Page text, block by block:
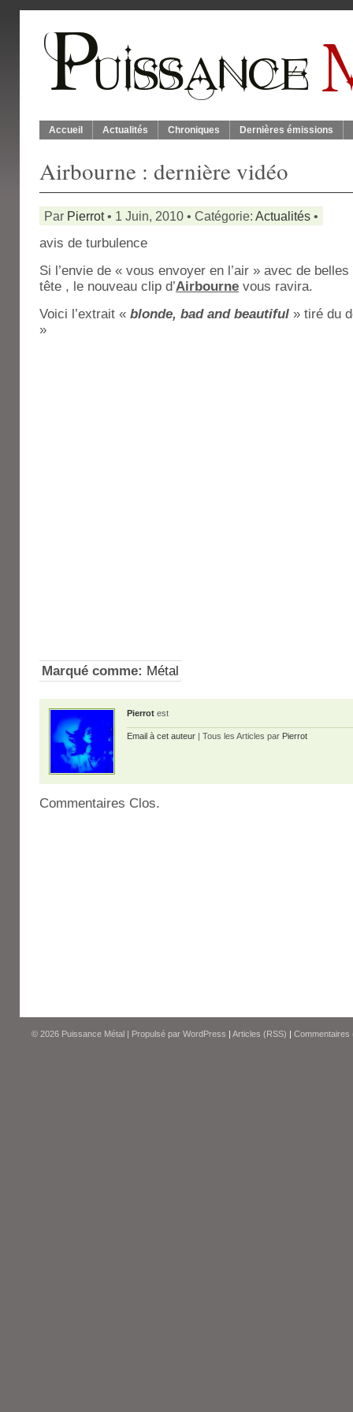
Accueil Actualités Chroniques Dernières émissions
Airbourne : dernière vidéo
Par Pierrot• 1 Juin, 2010 • Catégorie: Actualités •
avis de turbulence
Si l’envie de « vous envoyer en l’air » avec de
tête , le nouveau clip d’Airbourne vous ravira.
Voici l’extrait « blonde, bad and beautiful » tiré du
»
Marqué comme: Métal
Pierrot est
Email à cet auteur | Tous les Articles par Pierrot
Commentaires Clos.
© 2026 Puissance Métal | Propulsé par WordPress | Articles (RSS) | Commentaires